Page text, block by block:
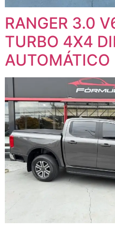
RANGER 3.0
TURBO 4X4
AUTOMÁTICO